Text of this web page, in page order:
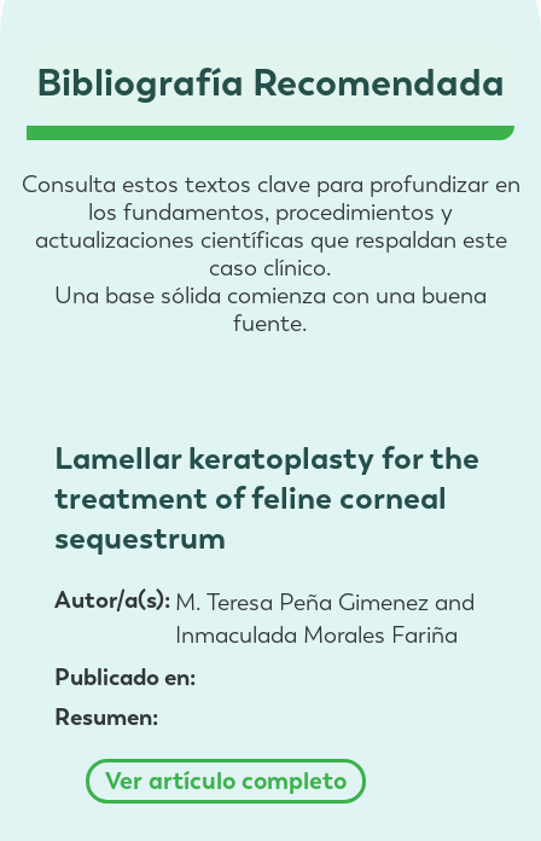
Bibliografía Recomendada
Consulta estos textos clave para profundizar en
los fundamentos, procedimientos y
actualizaciones científicas que respaldan este
caso clínico.
Una base sólida comienza con una buena
fuente.
Lamellar keratoplasty for the
treatment of feline corneal
sequestrum
Autor/a(s): M. Teresa Peña Gimenez and
Inmaculada Morales Fariña
Publicado en:
Resumen:
Ver artículo completo